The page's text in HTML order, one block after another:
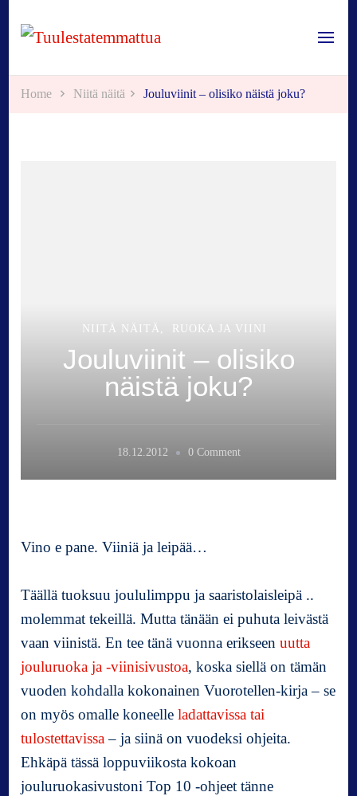
Tuulestatemmattua
Home Niitä näitä Jouluviinit – olisiko näistä joku?
NIITÄ NÄITÄ RUOKA JA VIINI
Jouluviinit – olisiko
näistä joku?
18.12.2012 0 Commento
i
i
t
–
i
i
Vino e pane. Viiniä ja leipää…
Täällä tuoksuu joululimppu ja saaristolaisleipä ..
molemmat tekeillä. Mutta tänään ei puhuta leivästä
vaan viinistä. En tee tänä vuonna erikseenuutta
jouluruoka ja -viinisivustoa, koska siellä on tämän
vuoden kohdalla kokonainen Vuorotellen-kirja – se
on myös omalle koneelleladattavissa tai
tulostettavissa– ja siinä on vuodeksi ohjeita.
Ehkäpä tässä loppuviikosta kokoan
jouluruokasivustoni Top 10 -ohjeet tänne